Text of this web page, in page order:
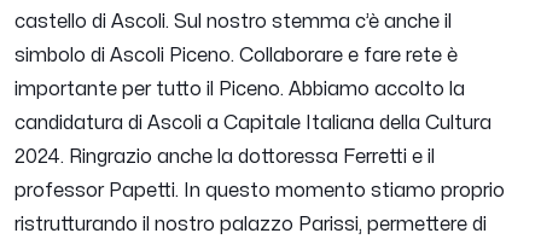
castello di Ascoli. Sul nostro stemma c’è anche il
simbolo di Ascoli Piceno. Collaborare e fare rete è
importante per tutto il Piceno. Abbiamo accolto la
candidatura di Ascoli a Capitale Italiana della Cultura
2024. Ringrazio anche la dottoressa Ferretti e il
professor Papetti. In questo momento stiamo proprio
ristrutturando il nostro palazzo Parissi, permettere di